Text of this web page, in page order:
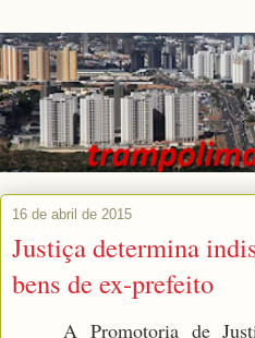
16 de abril de 2015
Justiça determina
bens de ex-prefeito
A Promotoria de